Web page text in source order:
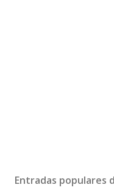
Entradas populares